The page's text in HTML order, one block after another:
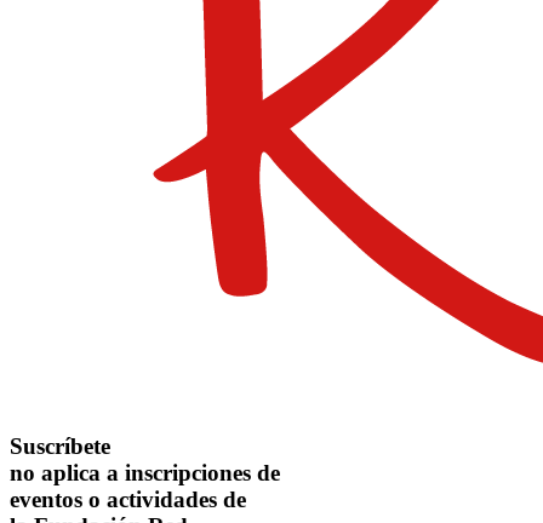
Suscríbete
no aplica a inscripciones de
eventos o actividades de